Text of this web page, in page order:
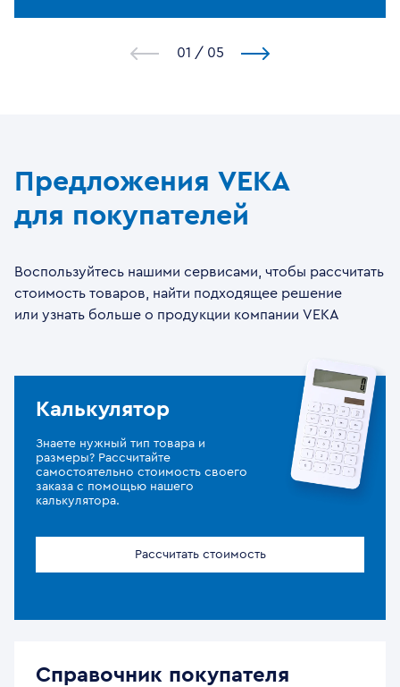
1 / 5
Предложения VEKA
для покупателей
Воспользуйтесь нашими сервисами, чтобы рассчитать
стоимость товаров, найти подходящее решение
или узнать больше о продукции компании VEKA
Калькулятор
Знаете нужный тип товара и
размеры? Рассчитайте
самостоятельно стоимость своего
заказа с помощью нашего
калькулятора.
Рассчитать стоимость
Справочник покупателя